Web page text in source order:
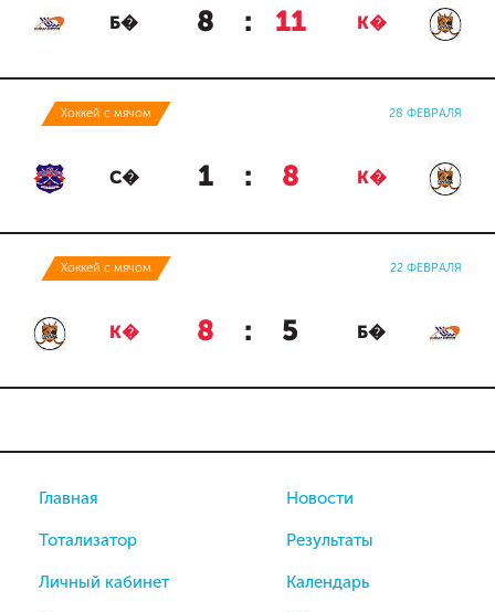
Б� 8 : 11 К�
Хоккей с мячом 28 ФЕВРАЛЯ
С� 1 : 8 К�
Хоккей с мячом 22 ФЕВРАЛЯ
К� 8 : 5 Б�
Главная
Тотализатор
Личный кабинет
Новости
Результаты
Календарь